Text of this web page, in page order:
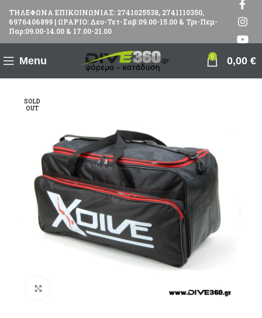
ΤΗΛΕΦΩΝΑ ΕΠΙΚΟΙΝΩΝΙΑΣ: 2741025538, 2741110350,
6976406899 | ΩΡΑΡΙΟ: Δευ-Τετ-Σαβ:09.00-15.00 & Τρι-Πεμ-
Παρ:09.00-14.00 & 17.00-21.00
Menu 0 0,00 €
SOLD
OUT